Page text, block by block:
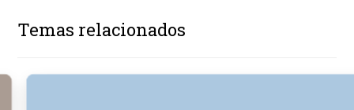
Temas relacionados